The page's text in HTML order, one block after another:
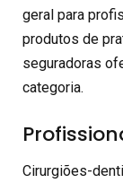
geral para
produtos de
seguradoras
categoria.
Cirurgiões-